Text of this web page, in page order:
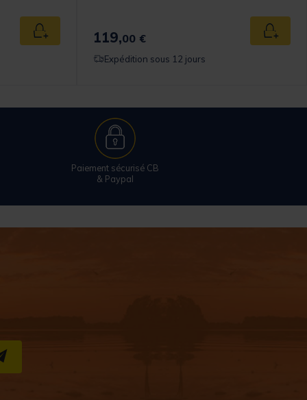
Ajouter au panier
119,00 € Ajouter
Expédition sous 12 jours
Paiement sécurisé CB
& Paypal
S''INSCRIRE